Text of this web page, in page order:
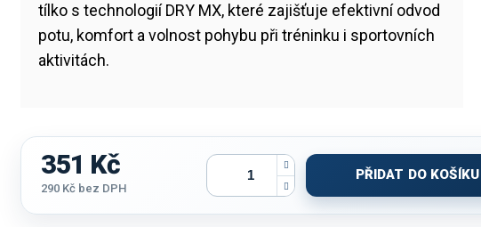
tílko s technologií DRY MX, které zajišťuje efektivní odvod
potu, komfort a volnost pohybu při tréninku i sportovních
aktivitách.
351 Kč
290 Kč bez DPH
PŘIDAT DO KOŠÍKU